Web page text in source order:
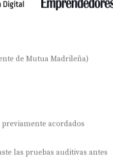
de Mutua Madrileña)
acordados
las pruebas auditivas antes